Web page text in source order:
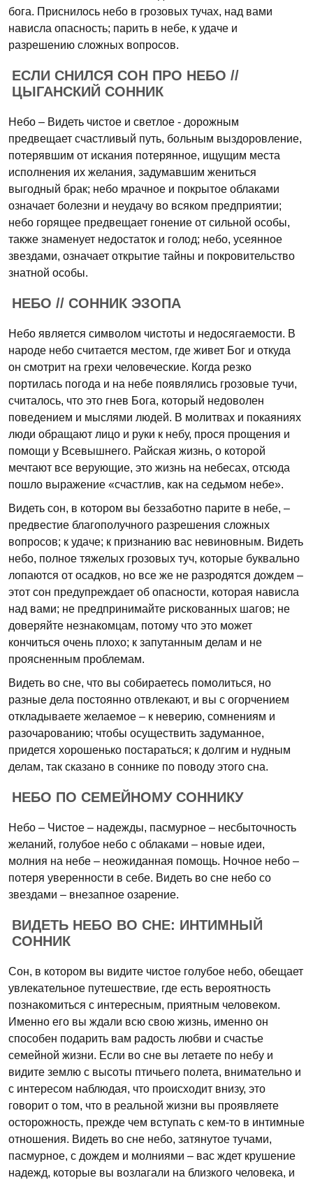
бога. Приснилось небо в грозовых тучах, над вами
нависла опасность; парить в небе, к удаче и
разрешению сложных вопросов.
ЕСЛИ СНИЛСЯ СОН ПРО НЕБО //
ЦЫГАНСКИЙ СОННИК
Небо – Видеть чистое и светлое - дорожным
предвещает счастливый путь, больным выздоровление,
потерявшим от искания потерянное, ищущим места
исполнения их желания, задумавшим жениться
выгодный брак; небо мрачное и покрытое облаками
означает болезни и неудачу во всяком предприятии;
небо горящее предвещает гонение от сильной особы,
также знаменует недостаток и голод; небо, усеянное
звездами, означает открытие тайны и покровительство
знатной особы.
НЕБО // СОННИК ЭЗОПА
Небо является символом чистоты и недосягаемости. В
народе небо считается местом, где живет Бог и откуда
он смотрит на грехи человеческие. Когда резко
портилась погода и на небе появлялись грозовые тучи,
считалось, что это гнев Бога, который недоволен
поведением и мыслями людей. В молитвах и покаяниях
люди обращают лицо и руки к небу, прося прощения и
помощи у Всевышнего. Райская жизнь, о которой
мечтают все верующие, это жизнь на небесах, отсюда
пошло выражение «счастлив, как на седьмом небе».
Видеть сон, в котором вы беззаботно парите в небе, –
предвестие благополучного разрешения сложных
вопросов; к удаче; к признанию вас невиновным. Видеть
небо, полное тяжелых грозовых туч, которые буквально
лопаются от осадков, но все же не разродятся дождем –
этот сон предупреждает об опасности, которая нависла
над вами; не предпринимайте рискованных шагов; не
доверяйте незнакомцам, потому что это может
кончиться очень плохо; к запутанным делам и не
проясненным проблемам.
Видеть во сне, что вы собираетесь помолиться, но
разные дела постоянно отвлекают, и вы с огорчением
откладываете желаемое – к неверию, сомнениям и
разочарованию; чтобы осуществить задуманное,
придется хорошенько постараться; к долгим и нудным
делам, так сказано в соннике по поводу этого сна.
НЕБО ПО СЕМЕЙНОМУ СОННИКУ
Небо – Чистое – надежды, пасмурное – несбыточность
желаний, голубое небо с облаками – новые идеи,
молния на небе – неожиданная помощь. Ночное небо –
потеря уверенности в себе. Видеть во сне небо со
звездами – внезапное озарение.
ВИДЕТЬ НЕБО ВО СНЕ: ИНТИМНЫЙ
СОННИК
Сон, в котором вы видите чистое голубое небо, обещает
увлекательное путешествие, где есть вероятность
познакомиться с интересным, приятным человеком.
Именно его вы ждали всю свою жизнь, именно он
способен подарить вам радость любви и счастье
семейной жизни. Если во сне вы летаете по небу и
видите землю с высоты птичьего полета, внимательно и
с интересом наблюдая, что происходит внизу, это
говорит о том, что в реальной жизни вы проявляете
осторожность, прежде чем вступать с кем-то в интимные
отношения. Видеть во сне небо, затянутое тучами,
пасмурное, с дождем и молниями – вас ждет крушение
надежд, которые вы возлагали на близкого человека, и